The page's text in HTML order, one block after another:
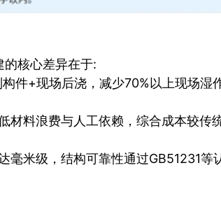
核心差异在于:
件+现场后浇，减少70%以上现场
材料浪费与人工依赖，综合成本较传
毫米级，结构可靠性通过GB51231等